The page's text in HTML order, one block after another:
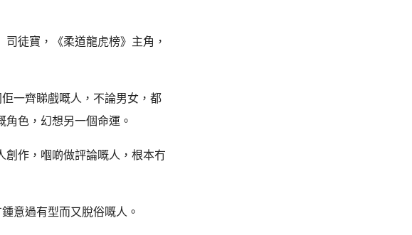
司徒寶，《柔道龍虎榜》主角，
一齊睇戲嘅人，不論男女，都
色，幻想另一個命運。
創作，嗰啲做評論嘅人，根本冇
意過有型而又脫俗嘅人。